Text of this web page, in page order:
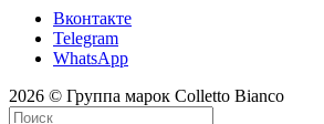
Вконтакте
Telegram
WhatsApp
2026 © Группа марок Colletto Bianco